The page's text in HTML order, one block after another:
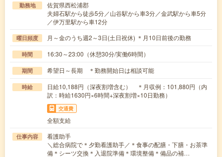
勤務地
佐賀県西松浦郡
夫婦石駅から徒歩5分／山谷駅から車3分／金武駅から車5分
／伊万里駅から車12分
曜日頻度 月～金のうち週2～3日(土日祝休) ＊月10日前後の勤務
時間 16:30～23:00（休憩30分/実働6時間）
期間 希望日～長期 ＊勤務開始日は相談可能
時給
日給10,188円（深夜割増含む） ＊月収例：101,880円（内
訳：時給1630円×6時間+深夜割増×10日勤務）
交通費
全額支給
仕事内容
看護助手
＼総合病院で＊夕勤看護助手／＊食事の配膳・下膳・お茶準
備＊シーツ交換＊入退院準備＊環境整備＊備品の補…